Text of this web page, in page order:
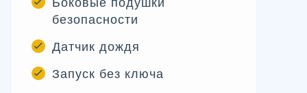
безопасности
Датчик дождя
Запуск без ключа